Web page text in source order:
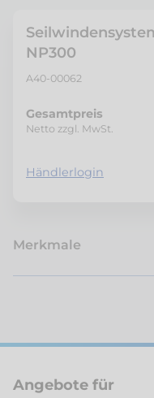
NP300
A40-00062
Gesamtpreis
Netto zzgl. MwSt.
Händlerlogin
Merkmale
Angebote für